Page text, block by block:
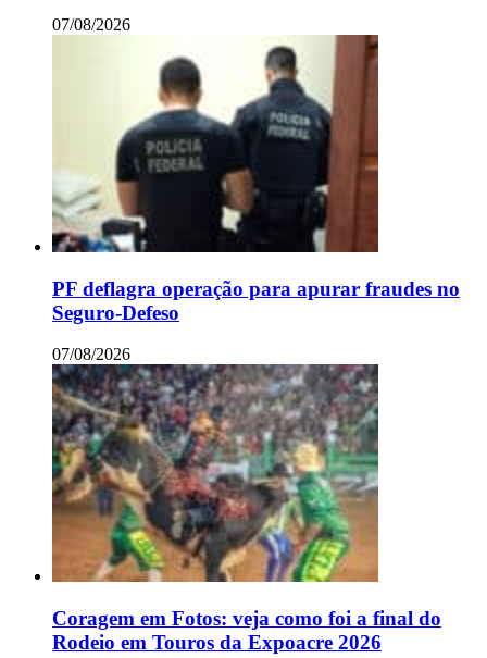
07/08/2026
PF deflagra operação para apurar fraudes no
Seguro-Defeso
07/08/2026
Coragem em Fotos: veja como foi a final do
Rodeio em Touros da Expoacre 2026